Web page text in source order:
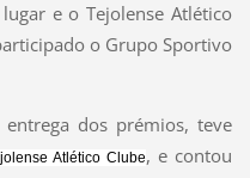
e o Tejolense Atlético
o Grupo Sportivo
dos prémios, teve
Atlético Clube, e contou